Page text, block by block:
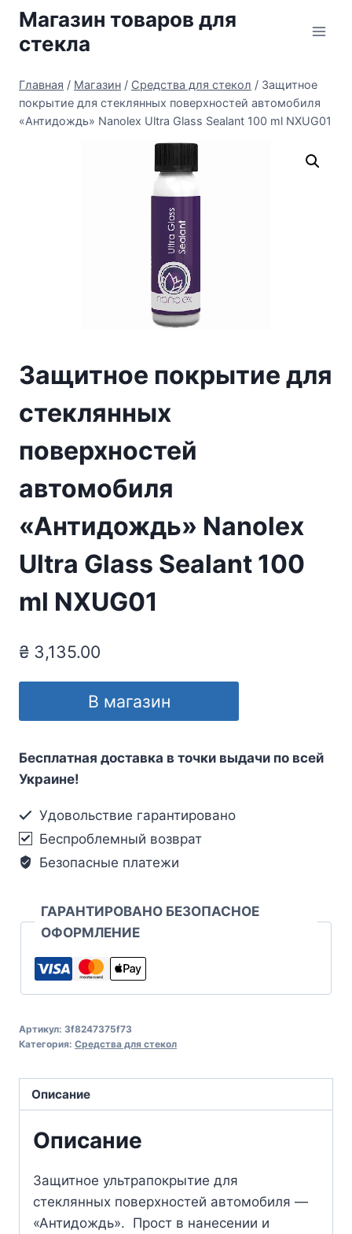
Перейти
содержимому
Магазин товаров для
стекла
Главная / Магазин / Средства для стекол / Защитное
покрытие для стеклянных поверхностей автомобиля
«Антидождь» Nanolex Ultra Glass Sealant 100 ml NXUG01
Защитное покрытие для
стеклянных
поверхностей
автомобиля
«Антидождь» Nanolex
Ultra Glass Sealant 100
ml NXUG01
₴ 3,135.00
В магазин
Бесплатная доставка в точки выдачи по всей
Украине!
Удовольствие гарантировано
Беспроблемный возврат
Безопасные платежи
ГАРАНТИРОВАНО БЕЗОПАСНОЕ
ОФОРМЛЕНИЕ
Артикул: 3f8247375f73
Категория: Средства для стекол
Описание
Описание
Защитное ультрапокрытие для
стеклянных поверхностей автомобиля —
«Антидождь». Прост в нанесении и